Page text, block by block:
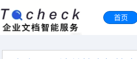
首页